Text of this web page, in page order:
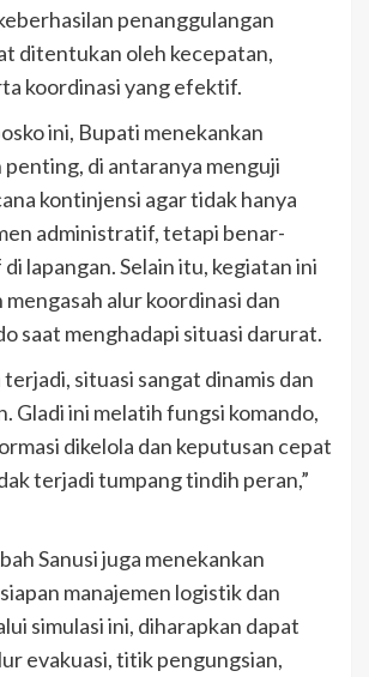
penanggulangan
ditentukan oleh kecepatan,
koordinasi yang efektif.
ini, Bupati menekankan
penting, di antaranya menguji
kontinjensi agar tidak hanya
administratif, tetapi benar-
lapangan. Selain itu, kegiatan ini
alur koordinasi dan
saat menghadapi situasi darurat.
terjadi, situasi sangat dinamis dan
Gladi ini melatih fungsi komando,
dikelola dan keputusan cepat
terjadi tumpang tindih peran,”
Sanusi juga menekankan
manajemen logistik dan
simulasi ini, diharapkan dapat
evakuasi, titik pengungsian,